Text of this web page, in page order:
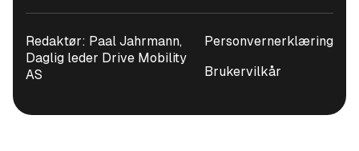
Redaktør: Paal Jahrmann,
Daglig leder Drive Mobility
AS
Personvernerklæring
Brukervilkår